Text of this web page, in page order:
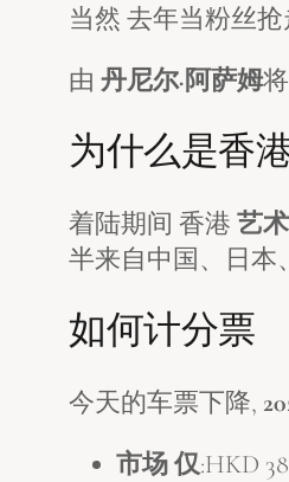
当然 去年当粉丝
由 丹尼尔·阿萨姆
为什么是香
着陆期间 香港 艺
半来自中国、日本
如何计分票
今天的车票下降,
市场 仅:HKD